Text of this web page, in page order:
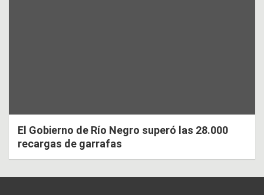
El Gobierno de Río Negro superó las 28.000
recargas de garrafas